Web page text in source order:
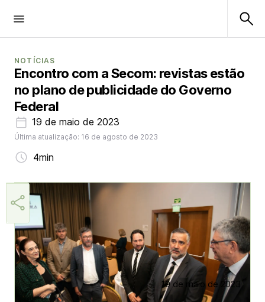
NOTÍCIAS
Encontro com a Secom: revistas estão
no plano de publicidade do Governo
Federal
19 de maio de 2023
Última atualização: 16 de agosto de 2023
4min
Márcia Miranda
19 de maio de 2023